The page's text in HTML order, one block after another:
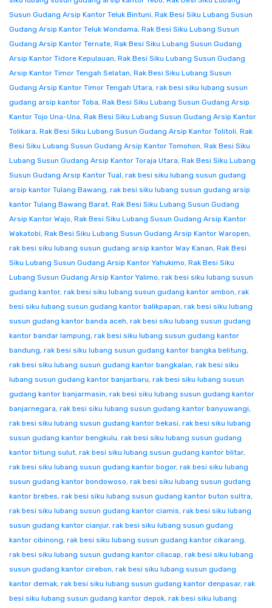
Susun Gudang Arsip Kantor Teluk Bintuni, Rak Besi Siku Lubang Susun
Gudang Arsip Kantor Teluk Wondama, Rak Besi Siku Lubang Susun
Gudang Arsip Kantor Ternate, Rak Besi Siku Lubang Susun Gudang
Arsip Kantor Tidore Kepulauan, Rak Besi Siku Lubang Susun Gudang
Arsip Kantor Timor Tengah Selatan, Rak Besi Siku Lubang Susun
Gudang Arsip Kantor Timor Tengah Utara, rak besi siku lubang susun
gudang arsip kantor Toba, Rak Besi Siku Lubang Susun Gudang Arsip
Kantor Tojo Una-Una, Rak Besi Siku Lubang Susun Gudang Arsip Kantor
Tolikara, Rak Besi Siku Lubang Susun Gudang Arsip Kantor Tolitoli, Rak
Besi Siku Lubang Susun Gudang Arsip Kantor Tomohon, Rak Besi Siku
Lubang Susun Gudang Arsip Kantor Toraja Utara, Rak Besi Siku Lubang
Susun Gudang Arsip Kantor Tual, rak besi siku lubang susun gudang
arsip kantor Tulang Bawang, rak besi siku lubang susun gudang arsip
kantor Tulang Bawang Barat, Rak Besi Siku Lubang Susun Gudang
Arsip Kantor Wajo, Rak Besi Siku Lubang Susun Gudang Arsip Kantor
Wakatobi, Rak Besi Siku Lubang Susun Gudang Arsip Kantor Waropen,
rak besi siku lubang susun gudang arsip kantor Way Kanan, Rak Besi
Siku Lubang Susun Gudang Arsip Kantor Yahukimo, Rak Besi Siku
Lubang Susun Gudang Arsip Kantor Yalimo, rak besi siku lubang susun
gudang kantor, rak besi siku lubang susun gudang kantor ambon, rak
besi siku lubang susun gudang kantor balikpapan, rak besi siku lubang
susun gudang kantor banda aceh, rak besi siku lubang susun gudang
kantor bandar lampung, rak besi siku lubang susun gudang kantor
bandung, rak besi siku lubang susun gudang kantor bangka belitung,
rak besi siku lubang susun gudang kantor bangkalan, rak besi siku
lubang susun gudang kantor banjarbaru, rak besi siku lubang susun
gudang kantor banjarmasin, rak besi siku lubang susun gudang kantor
banjarnegara, rak besi siku lubang susun gudang kantor banyuwangi,
rak besi siku lubang susun gudang kantor bekasi, rak besi siku lubang
susun gudang kantor bengkulu, rak besi siku lubang susun gudang
kantor bitung sulut, rak besi siku lubang susun gudang kantor blitar,
rak besi siku lubang susun gudang kantor bogor, rak besi siku lubang
susun gudang kantor bondowoso, rak besi siku lubang susun gudang
kantor brebes, rak besi siku lubang susun gudang kantor buton sultra,
rak besi siku lubang susun gudang kantor ciamis, rak besi siku lubang
susun gudang kantor cianjur, rak besi siku lubang susun gudang
kantor cibinong, rak besi siku lubang susun gudang kantor cikarang,
rak besi siku lubang susun gudang kantor cilacap, rak besi siku lubang
susun gudang kantor cirebon, rak besi siku lubang susun gudang
kantor demak, rak besi siku lubang susun gudang kantor denpasar, rak
besi siku lubang susun gudang kantor depok, rak besi siku lubang